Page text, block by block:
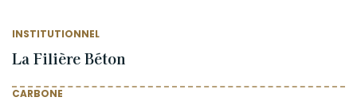
INSTITUTIONNEL
La Filière Béton
CARBONE